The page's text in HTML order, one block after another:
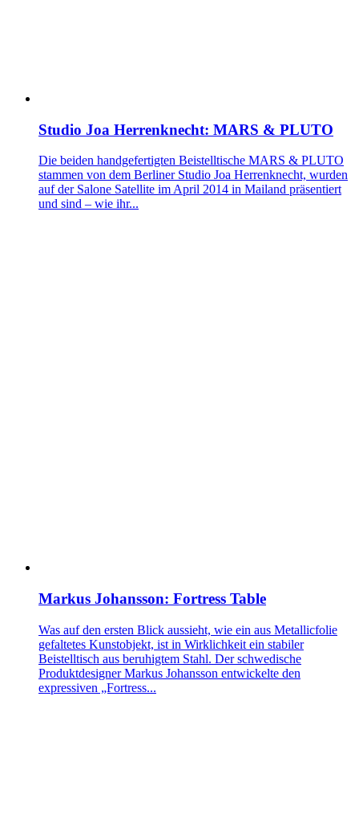
Studio Joa Herrenknecht: MARS & PLUTO
Die beiden handgefertigten Beistelltische MARS & PLUTO
stammen von dem Berliner Studio Joa Herrenknecht, wurden
auf der Salone Satellite im April 2014 in Mailand präsentiert
und sind – wie ihr...
Markus Johansson: Fortress Table
Was auf den ersten Blick aussieht, wie ein aus Metallicfolie
gefaltetes Kunstobjekt, ist in Wirklichkeit ein stabiler
Beistelltisch aus beruhigtem Stahl. Der schwedische
Produktdesigner Markus Johansson entwickelte den
expressiven „Fortress...